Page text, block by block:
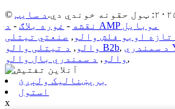
د سایټ
نقشه - غوره بلاګ -
د AMP موبایل
اوبو فلش والو , صنعتي تیتلی
والو , د تیتلی والو B2b,
والو , د سمندري بال والو ,
برېښنالیک ولېږئ
استول
x